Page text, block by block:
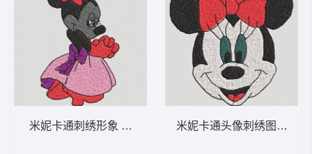
米妮卡通刺绣形象 米妮 50-DST格式米妮卡通头像刺绣图案 米